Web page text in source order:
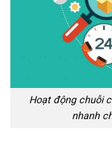
Hoạt động chuỗi
nhanh